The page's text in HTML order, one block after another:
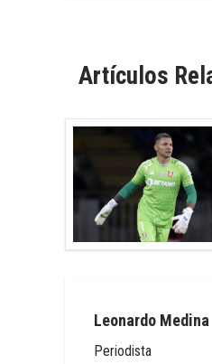
Artículos
Leonardo Medina
Periodista